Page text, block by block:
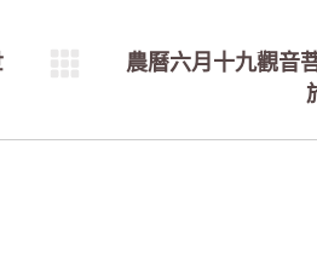
Next
農曆六月十九觀音